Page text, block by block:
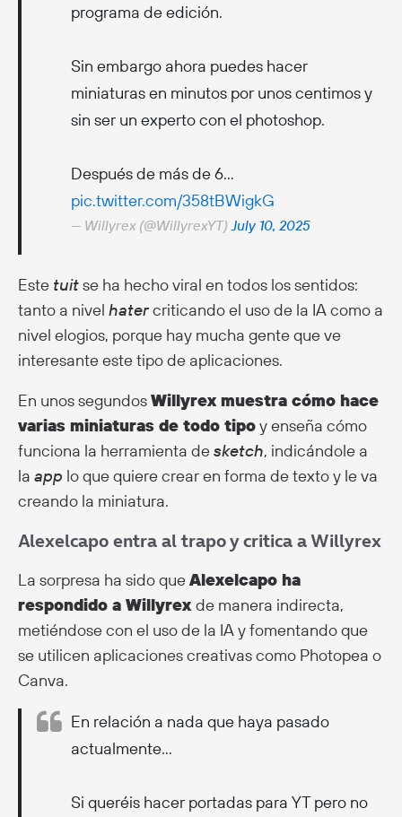
programa de edición.
Sin embargo ahora puedes hacer
miniaturas en minutos por unos centimos y
sin ser un experto con el photoshop.
Después de más de 6…
pic.twitter.com/358tBWigkG
— Willyrex (@WillyrexYT) July 10, 2025
Este tuitse ha hecho viral en todos los sentidos:
tanto a nivel hatercriticando el uso de la IA como a
nivel elogios, porque hay mucha gente que ve
interesante este tipo de aplicaciones.
En unos segundosWillyrex muestra cómo hace
varias miniaturas de todo tipoy enseña cómo
funciona la herramienta desketch, indicándole a
la app lo que quiere crear en forma de texto y le va
creando la miniatura.
Alexelcapo entra al trapo y critica a Willyrex
La sorpresa ha sido queAlexelcapo ha
respondido a Willyrex de manera indirecta,
metiéndose con el uso de la IA y fomentando que
se utilicen aplicaciones creativas como Photopea o
Canva.
En relación a nada que haya pasado
actualmente…
Si queréis hacer portadas para YT pero no